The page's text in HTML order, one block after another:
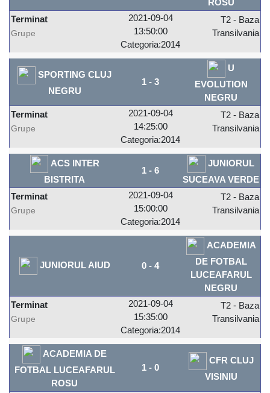
ROSU
Terminat
Grupe
2021-09-04
13:50:00
Categoria:2014
T2 - Baza
Transilvania
SPORTING CLUJ
NEGRU
1 - 3
U
EVOLUTION
NEGRU
Terminat
Grupe
2021-09-04
14:25:00
Categoria:2014
T2 - Baza
Transilvania
ACS INTER
BISTRITA
1 - 6
JUNIORUL
SUCEAVA VERDE
Terminat
Grupe
2021-09-04
15:00:00
Categoria:2014
T2 - Baza
Transilvania
JUNIORUL AIUD 0 - 4
ACADEMIA
DE FOTBAL
LUCEAFARUL
NEGRU
Terminat
Grupe
2021-09-04
15:35:00
Categoria:2014
T2 - Baza
Transilvania
ACADEMIA DE
FOTBAL LUCEAFARUL
ROSU
1 - 0
CFR CLUJ
VISINIU